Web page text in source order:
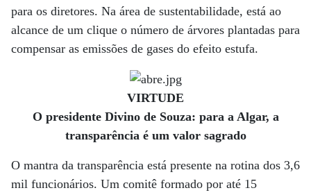
para os diretores. Na área de sustentabilidade, está ao
alcance de um clique o número de árvores plantadas para
compensar as emissões de gases do efeito estufa.
VIRTUDE
O presidente Divino de Souza: para a Algar, a
transparência é um valor sagrado
O mantra da transparência está presente na rotina dos 3,6
mil funcionários. Um comitê formado por até 15